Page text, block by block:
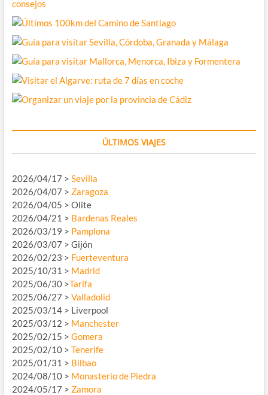
ÚLTIMOS VIAJES
2026/04/17 > Sevilla
2026/04/07 > Zaragoza
2026/04/05 > Olite
2026/04/21 > Bardenas Reales
2026/03/19 > Pamplona
2026/03/07 > Gijón
2026/02/23 > Fuerteventura
2025/10/31 > Madrid
2025/06/30 >Tarifa
2025/06/27 > Valladolid
2025/03/14 > Liverpool
2025/03/12 > Manchester
2025/02/15 > Gomera
2025/02/10 > Tenerife
2025/01/31 > Bilbao
2024/08/10 > Monasterio de Piedra
2024/05/17 > Zamora